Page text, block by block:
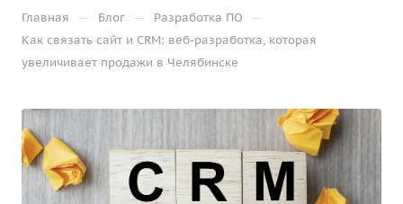
Главная — Блог — Разработка ПО —
Как связать сайт и CRM: веб-разработка, которая
увеличивает продажи в Челябинске